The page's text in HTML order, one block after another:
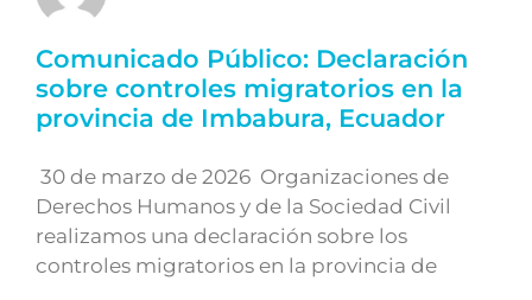
Comunicado Público: Declaración
sobre controles migratorios en la
provincia de Imbabura, Ecuador
30 de marzo de 2026 Organizaciones de
Derechos Humanos y de la Sociedad Civil
realizamos una declaración sobre los
controles migratorios en la provincia de